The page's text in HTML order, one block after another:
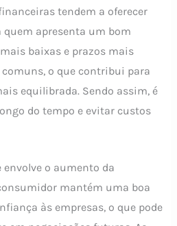
tendem a oferecer
quem apresenta um bom
baixas e prazos mais
o que contribui para
equilibrada. Sendo assim, é
do tempo e evitar custos
o aumento da
mantém uma boa
às empresas, o que pode